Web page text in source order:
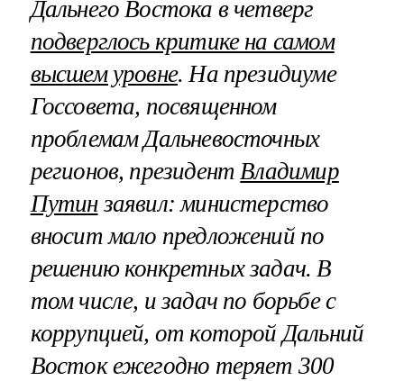
Дальнего Востока в четверг
подверглось критике на самом
высшем уровне. На президиуме
Госсовета, посвященном
проблемам Дальневосточных
регионов, президентВладимир
Путинзаявил: министерство
вносит мало предложений по
решению конкретных задач. В
том числе, и задач по борьбе с
коррупцией, от которой Дальний
Восток ежегодно теряет 300